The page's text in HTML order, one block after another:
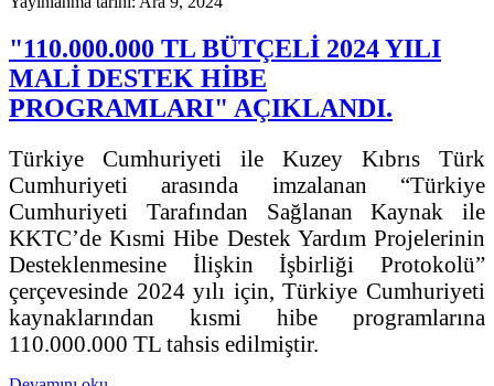
"110.000.000 TL BÜTÇELİ 2024 YILI
MALİ DESTEK HİBE
PROGRAMLARI" AÇIKLANDI.
Türkiye Cumhuriyeti ile Kuzey Kıbrıs Türk
Cumhuriyeti arasında imzalanan “Türkiye
Cumhuriyeti Tarafından Sağlanan Kaynak ile
KKTC’de Kısmi Hibe Destek Yardım Projelerinin
Desteklenmesine İlişkin İşbirliği Protokolü”
çerçevesinde 2024 yılı için, Türkiye Cumhuriyeti
kaynaklarından kısmi hibe programlarına
110.000.000 TL tahsis edilmiştir.